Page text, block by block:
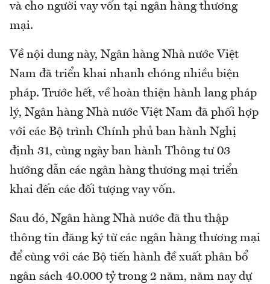
và cho người vay vốn tại ngân hàng thương
mại.
Về nội dung này, Ngân hàng Nhà nước Việt
Nam đã triển khai nhanh chóng nhiều biện
pháp. Trước hết, về hoàn thiện hành lang pháp
lý, Ngân hàng Nhà nước Việt Nam đã phối hợp
với các Bộ trình Chính phủ ban hành Nghị
định 31, cùng ngày ban hành Thông tư 03
hướng dẫn các ngân hàng thương mại triển
khai đến các đối tượng vay vốn.
Sau đó, Ngân hàng Nhà nước đã thu thập
thông tin đăng ký từ các ngân hàng thương mại
để cùng với các Bộ tiến hành đề xuất phân bổ
ngân sách 40.000 tỷ trong 2 năm, năm nay dự